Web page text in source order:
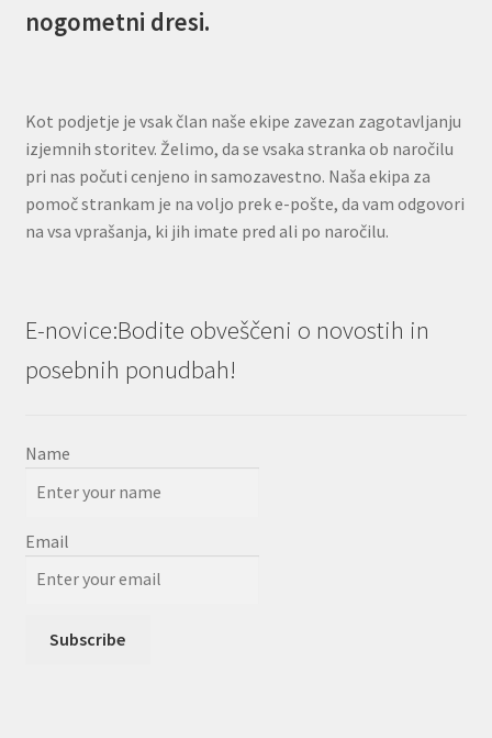
nogometni dresi.
Kot podjetje je vsak član naše ekipe zavezan zagotavljanju
izjemnih storitev. Želimo, da se vsaka stranka ob naročilu
pri nas počuti cenjeno in samozavestno. Naša ekipa za
pomoč strankam je na voljo prek e-pošte, da vam odgovori
na vsa vprašanja, ki jih imate pred ali po naročilu.
E-novice:Bodite obveščeni o novostih in
posebnih ponudbah!
Name
Email